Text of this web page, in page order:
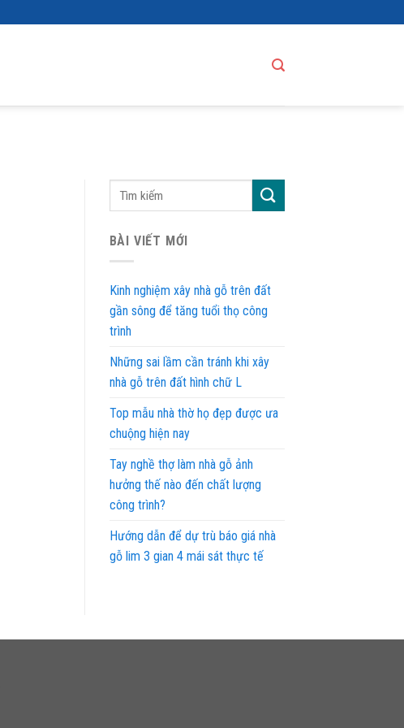
BÀI VIẾT MỚI
Kinh nghiệm xây nhà gỗ trên đất
gần sông để tăng tuổi thọ công
trình
Những sai lầm cần tránh khi xây
nhà gỗ trên đất hình chữ L
Top mẫu nhà thờ họ đẹp được ưa
chuộng hiện nay
Tay nghề thợ làm nhà gỗ ảnh
hưởng thế nào đến chất lượng
công trình?
Hướng dẫn để dự trù báo giá nhà
gỗ lim 3 gian 4 mái sát thực tế